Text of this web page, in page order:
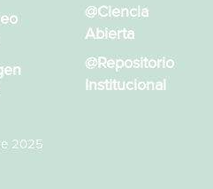
@Ciencia
Abierta
@Repositorio
Institucional
2025